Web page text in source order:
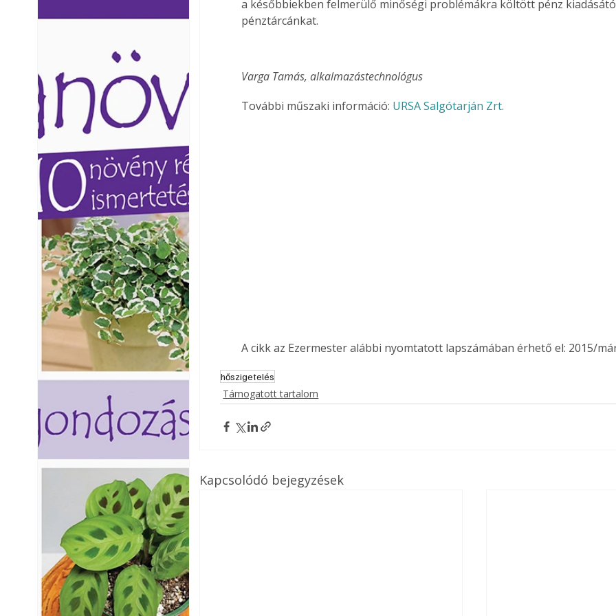
Ezermester lapszámai. A
Laptapir kényelmes megoldás,
a későbbiekben felmerülő minőségi problémákra költött pénz
pénztárcánkat.
Varga Tamás, alkalmazástechnológus
További műszaki információ: URSA Salgótarján Zrt.
A cikk az Ezermester alábbi nyomtatott lapszámában érhető el: 2015/
hőszigetelés
Támogatott tartalom
Kapcsolódó bejegyzések